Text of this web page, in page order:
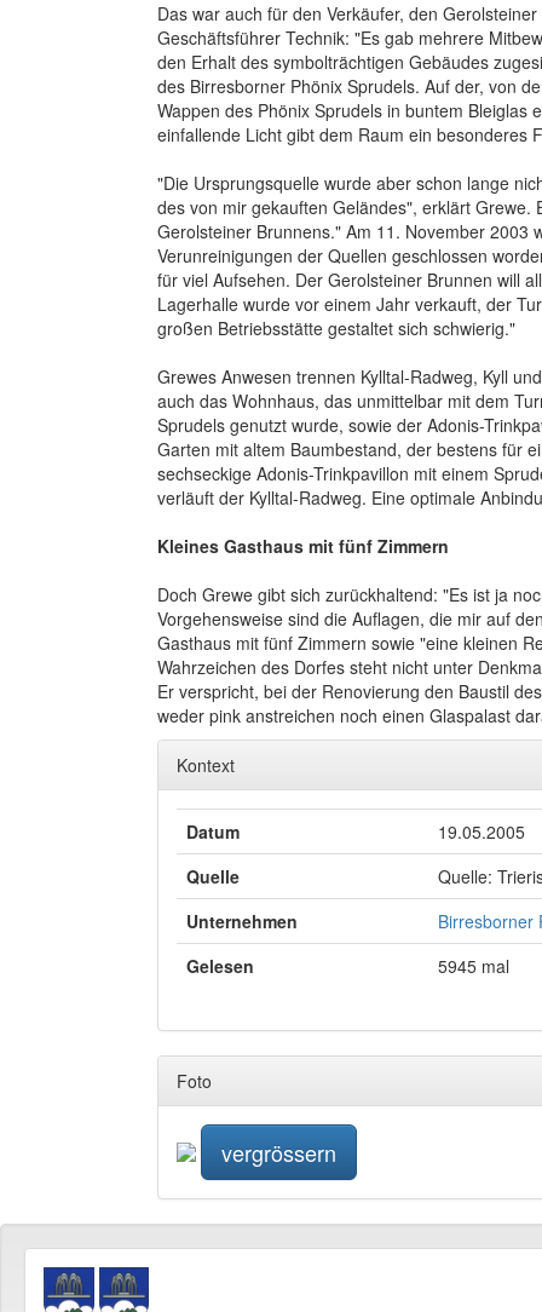
Das war auch für den Verkäufer, den
Geschäftsführer Technik: "Es gab mehrere
den Erhalt des symbolträchtigen Gebäudes
des Birresborner Phönix Sprudels. Auf der, von
Wappen des Phönix Sprudels in buntem Bleiglas
einfallende Licht gibt dem Raum ein besonderes
"Die Ursprungsquelle wurde aber schon lange
des von mir gekauften Geländes", erklärt
Gerolsteiner Brunnens." Am 11. November 2003
Verunreinigungen der Quellen geschlossen
für viel Aufsehen. Der Gerolsteiner Brunnen will
Lagerhalle wurde vor einem Jahr verkauft, der
großen Betriebsstätte gestaltet sich schwierig."
Grewes Anwesen trennen Kylltal-Radweg, Kyll
auch das Wohnhaus, das unmittelbar mit dem
Sprudels genutzt wurde, sowie der Adonis-
Garten mit altem Baumbestand, der bestens für
sechseckige Adonis-Trinkpavillon mit einem
verläuft der Kylltal-Radweg. Eine optimale
Kleines Gasthaus mit fünf Zimmern
Doch Grewe gibt sich zurückhaltend: "Es ist ja
Vorgehensweise sind die Auflagen, die mir auf
Gasthaus mit fünf Zimmern sowie "eine kleinen
Wahrzeichen des Dorfes steht nicht unter
Er verspricht, bei der Renovierung den Baustil
weder pink anstreichen noch einen Glaspalast
Kontext
Datum
19.05.2005
Quelle
Quelle:
Unternehmen
Birresborner
Gelesen
5945 mal
Foto
vergrössern